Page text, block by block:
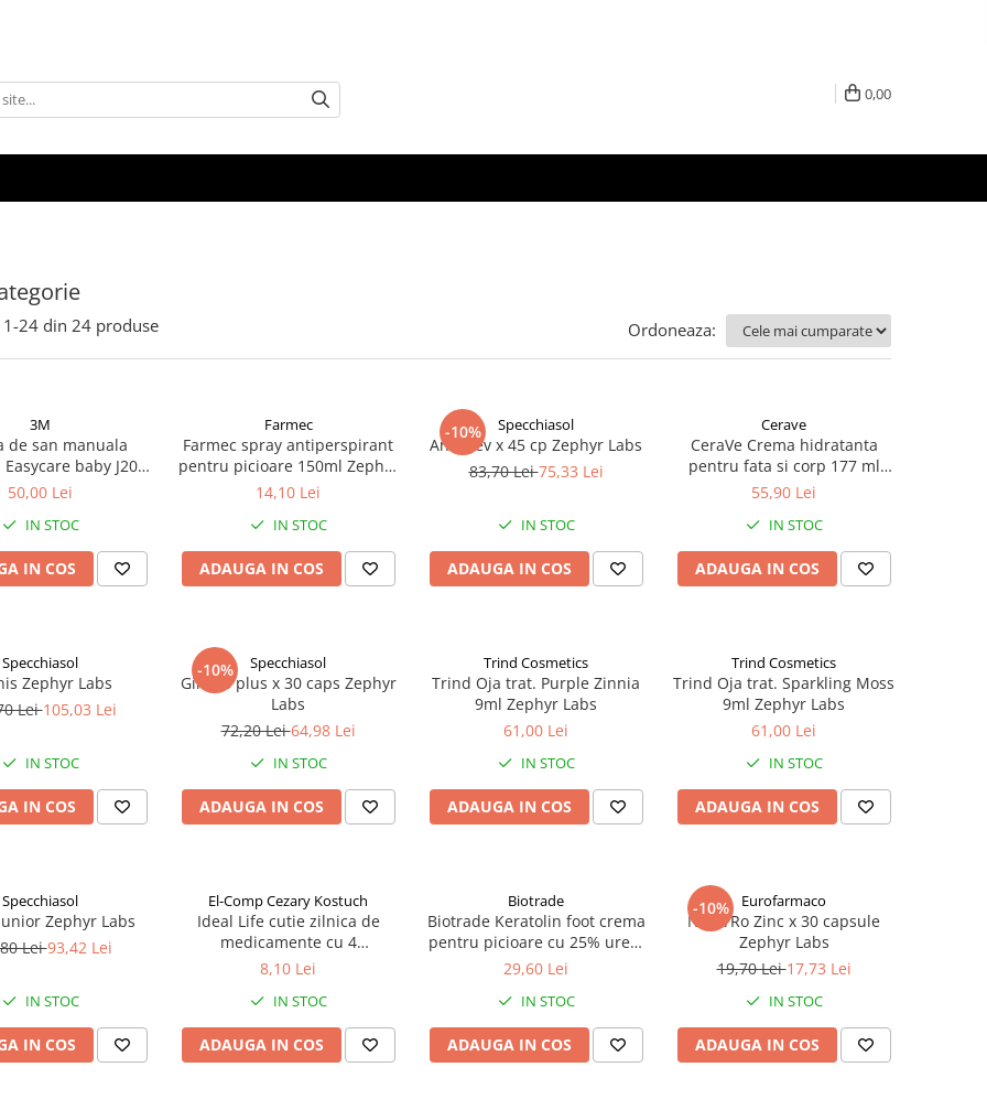
0,00
1-24 din 24 produse Ordoneaza:
3M
de san manuala
baby J203
Zephyr Labs
50,00 Lei
IN STOC
IN COS
Farmec
Farmec spray antiperspirant
pentru picioare 150ml Zephyr
Labs
14,10 Lei
IN STOC
ADAUGA IN COS
-10% Specchiasol
Ansiolev x 45 cp Zephyr Labs
83,70 Lei75,33 Lei
IN STOC
ADAUGA IN COS
Cerave
CeraVe Crema hidratanta
pentru fata si corp 177 ml
Zephyr Labs
55,90 Lei
IN STOC
ADAUGA IN COS
Specchiasol
Zephyr Labs
Lei105,03 Lei
IN STOC
IN COS
-10% Specchiasol
Ginkgo plus x 30 caps Zephyr
Labs
72,20 Lei64,98 Lei
IN STOC
ADAUGA IN COS
Trind Cosmetics
Trind Oja trat. Purple Zinnia
9ml Zephyr Labs
61,00 Lei
IN STOC
ADAUGA IN COS
Trind Cosmetics
Trind Oja trat. Sparkling Moss
9ml Zephyr Labs
61,00 Lei
IN STOC
ADAUGA IN COS
Specchiasol
Zephyr Labs
Lei93,42 Lei
IN STOC
IN COS
El-Comp Cezary Kostuch
Ideal Life cutie zilnica de
medicamente cu 4
compartimente, alfabet braille
8,10 Lei
IN STOC
ADAUGA IN COS
Biotrade
Biotrade Keratolin foot crema
pentru picioare cu 25% uree,
50ml Zephyr Labs
29,60 Lei
IN STOC
ADAUGA IN COS
-10% Eurofarmaco
NaturRo Zinc x 30 capsule
Zephyr Labs
19,70 Lei17,73 Lei
IN STOC
ADAUGA IN COS